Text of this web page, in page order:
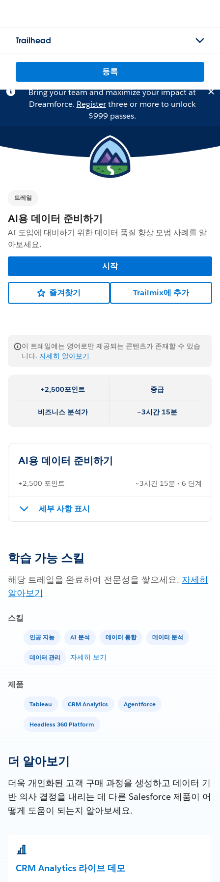
Trailhead
등록
Bring your team and maximize your impact at
Dreamforce. Registerthree or more to unlock
$999 passes.
트레일
AI용 데이터 준비하기
AI 도입에 대비하기 위한 데이터 품질 향상 모범 사례를 알
아보세요.
시작
즐겨찾기 Trailmix에 추가
이 트레일에는 영어로만 제공되는 콘텐츠가 존재할 수 있습
니다. 자세히 알아보기
+2,500포인트 중급
비즈니스 분석가 ~3시간 15분
AI용 데이터 준비하기
+2,500 포인트 ~3시간 15분 • 6 단계
세부 사항 표시
학습 가능 스킬
해당 트레일을 완료하여 전문성을 쌓으세요. 자세히
알아보기
스킬
인공 지능 AI 분석 데이터 통합 데이터 분석
데이터 관리 자세히 보기
제품
Tableau CRM Analytics Agentforce
Headless 360 Platform
더 알아보기
더욱 개인화된 고객 구매 과정을 생성하고 데이터 기
반 의사 결정을 내리는 데 다른 Salesforce 제품이 어
떻게 도움이 되는지 알아보세요.
CRM Analytics 라이브 데모